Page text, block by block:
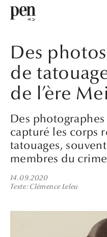
Des
de
de l’ère
Des
capturé les corps
tatouages,
membres du
14.09.2020
Texte Clémence Leleu